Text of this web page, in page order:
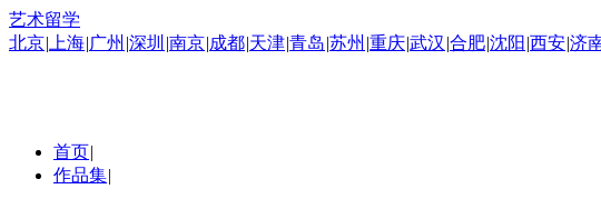
艺术留学
北京| 上海|广州 |深圳 |南京|成都|天津|青岛|苏州 |重庆|武汉 |合肥|沈阳 |西安|济
首页|
作品集|